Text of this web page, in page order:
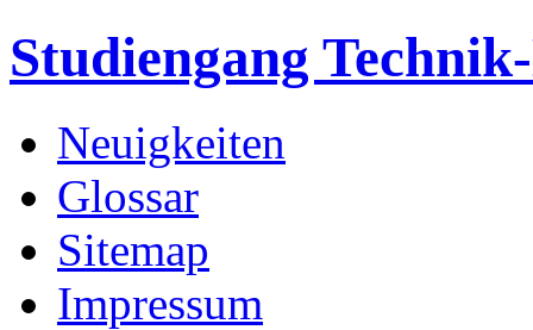
Studiengang
Neuigkeiten
Glossar
Sitemap
Impressum